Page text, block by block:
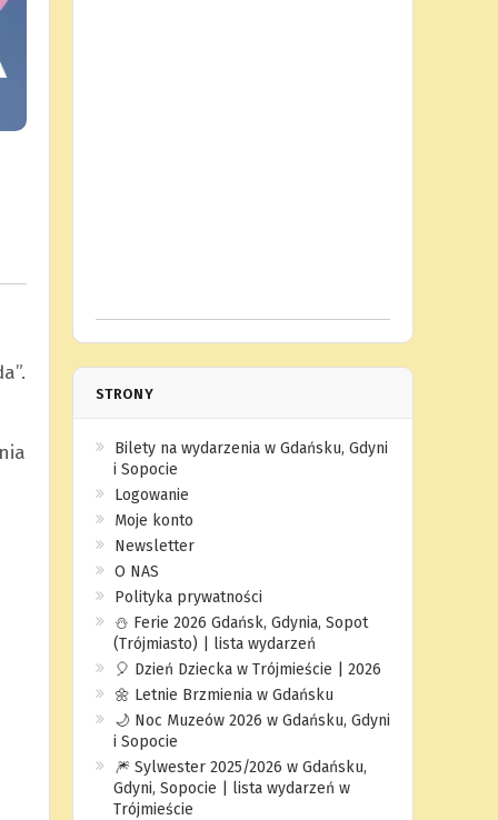
STRONY
Bilety na wydarzenia w Gdańsku, Gdyni
i Sopocie
Logowanie
Moje konto
Newsletter
O NAS
Polityka prywatności
⛄️ Ferie 2026 Gdańsk, Gdynia, Sopot
(Trójmiasto) | lista wydarzeń
🎈 Dzień Dziecka w Trójmieście | 2026
🌼 Letnie Brzmienia w Gdańsku
🌙 Noc Muzeów 2026 w Gdańsku, Gdyni
i Sopocie
🎆 Sylwester 2025/2026 w Gdańsku,
Gdyni, Sopocie | lista wydarzeń w
Trójmieście